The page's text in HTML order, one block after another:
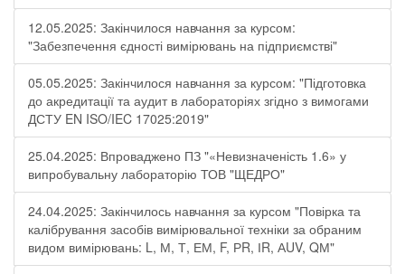
12.05.2025: Закінчилося навчання за курсом:
"Забезпечення єдності вимірювань на підприємстві"
05.05.2025: Закінчилося навчання за курсом: "Підготовка
до акредитації та аудит в лабораторіях згідно з вимогами
ДСТУ EN ISO/IEC 17025:2019"
25.04.2025: Впроваджено ПЗ "«Невизначеність 1.6» у
випробувальну лабораторію ТОВ "ЩЕДРО"
24.04.2025: Закінчилось навчання за курсом "Повірка та
калібрування засобів вимірювальної техніки за обраним
видом вимірювань: L, М, Т, ЕМ, F, РR, ІR, АUV, QМ"